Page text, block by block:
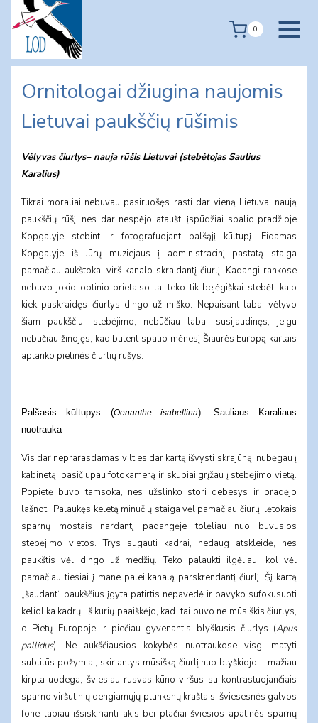
content
0
Ornitologai džiugina naujomis
Lietuvai paukščių rūšimis
Vėlyvas čiurlys– nauja rūšis Lietuvai (stebėtojas Saulius
Karalius)
Tikrai moraliai nebuvau pasiruošęs rasti dar vieną Lietuvai naują
paukščių rūšį, nes dar nespėjo ataušti įspūdžiai spalio pradžioje
Kopgalyje stebint ir fotografuojant palšąjį kūltupį. Eidamas
Kopgalyje iš Jūrų muziejaus į administracinį pastatą staiga
pamačiau aukštokai virš kanalo skraidantį čiurlį. Kadangi rankose
nebuvo jokio optinio prietaiso tai teko tik bejėgiškai stebėti kaip
kiek paskraidęs čiurlys dingo už miško. Nepaisant labai vėlyvo
šiam paukščiui stebėjimo, nebūčiau labai susijaudinęs, jeigu
nebūčiau žinojęs, kad būtent spalio mėnesį Šiaurės Europą kartais
aplanko pietinės čiurlių rūšys.
Palšasis kūltupys (Oenanthe isabellina). Sauliaus Karaliaus
nuotrauka
Vis dar neprarasdamas vilties dar kartą išvysti skrajūną, nubėgau į
kabinetą, pasičiupau fotokamerą ir skubiai grįžau į stebėjimo vietą.
Popietė buvo tamsoka, nes užslinko stori debesys ir pradėjo
lašnoti. Palaukęs keletą minučių staiga vėl pamačiau čiurlį, lėtokais
sparnų mostais nardantį padangėje tolėliau nuo buvusios
stebėjimo vietos. Trys sugauti kadrai, nedaug atskleidė, nes
paukštis vėl dingo už medžių. Teko palaukti ilgėliau, kol vėl
pamačiau tiesiai į mane palei kanalą parskrendantį čiurlį. Šį kartą
„šaudant“ paukščius įgyta patirtis nepavedė ir pavyko sufokusuoti
keliolika kadrų, iš kurių paaiškėjo, kad tai buvo ne mūsiškis čiurlys,
o Pietų Europoje ir piečiau gyvenantis blyškusis čiurlys (Apus
pallidus). Ne aukščiausios kokybės nuotraukose visgi matyti
subtilūs požymiai, skiriantys mūsišką čiurlį nuo blyškiojo – mažiau
kirpta uodega, šviesiau rusvas kūno viršus su kontrastuojančiais
sparno viršutinių dengiamųjų plunksnų kraštais, šviesesnės galvos
fone labiau išsiskirianti akis bei plačiai šviesios apatinės sparnų